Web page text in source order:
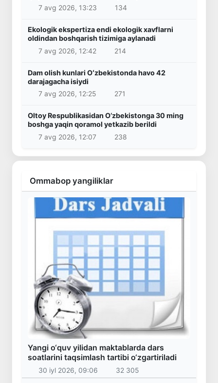
7 avg 2026, 13:23
134
Ekologik ekspertiza endi ekologik xavflarni
oldindan boshqarish tizimiga aylanadi
7 avg 2026, 12:42
214
Dam olish kunlari Oʻzbekistonda havo 42
darajagacha isiydi
7 avg 2026, 12:25
271
Oltoy Respublikasidan O‘zbekistonga 30 ming
boshga yaqin qoramol yetkazib berildi
7 avg 2026, 12:07
238
Ommabop yangiliklar
Yangi o‘quv yilidan maktablarda dars
soatlarini taqsimlash tartibi o‘zgartiriladi
30 iyl 2026, 09:06 32 305